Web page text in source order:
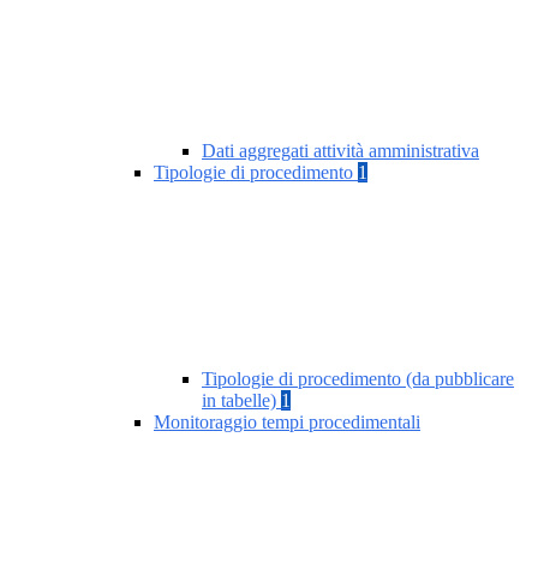
Dati aggregati attività amministrativa
Tipologie di procedimento 1
Tipologie di procedimento (da pubblicare
in tabelle) 1
Monitoraggio tempi procedimentali